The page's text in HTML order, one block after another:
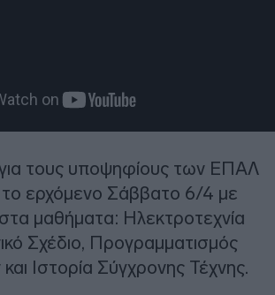
τους υποψηφίους των ΕΠΑΛ
το ερχόμενο Σάββατο 6/4 με
μαθήματα: Ηλεκτροτεχνία
Σχέδιο, Προγραμματισμός
Ιστορία Σύγχρονης Τέχνης.